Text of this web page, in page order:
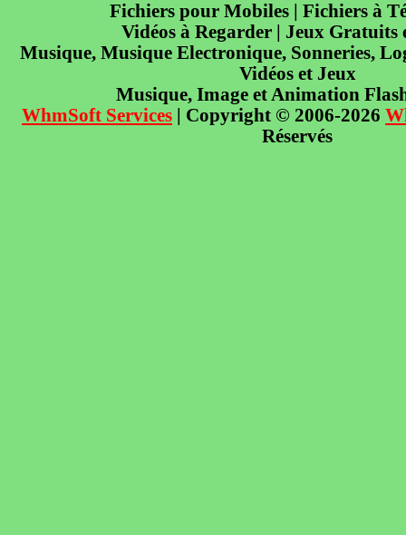
Fichiers pour Mobiles | Fichiers à
Vidéos à Regarder | Jeux Gratuits
Musique, Musique Electronique, Sonneries,
Vidéos et Jeux
Musique, Image et Animation
WhmSoft Services | Copyright © 2006-2026
Réservés